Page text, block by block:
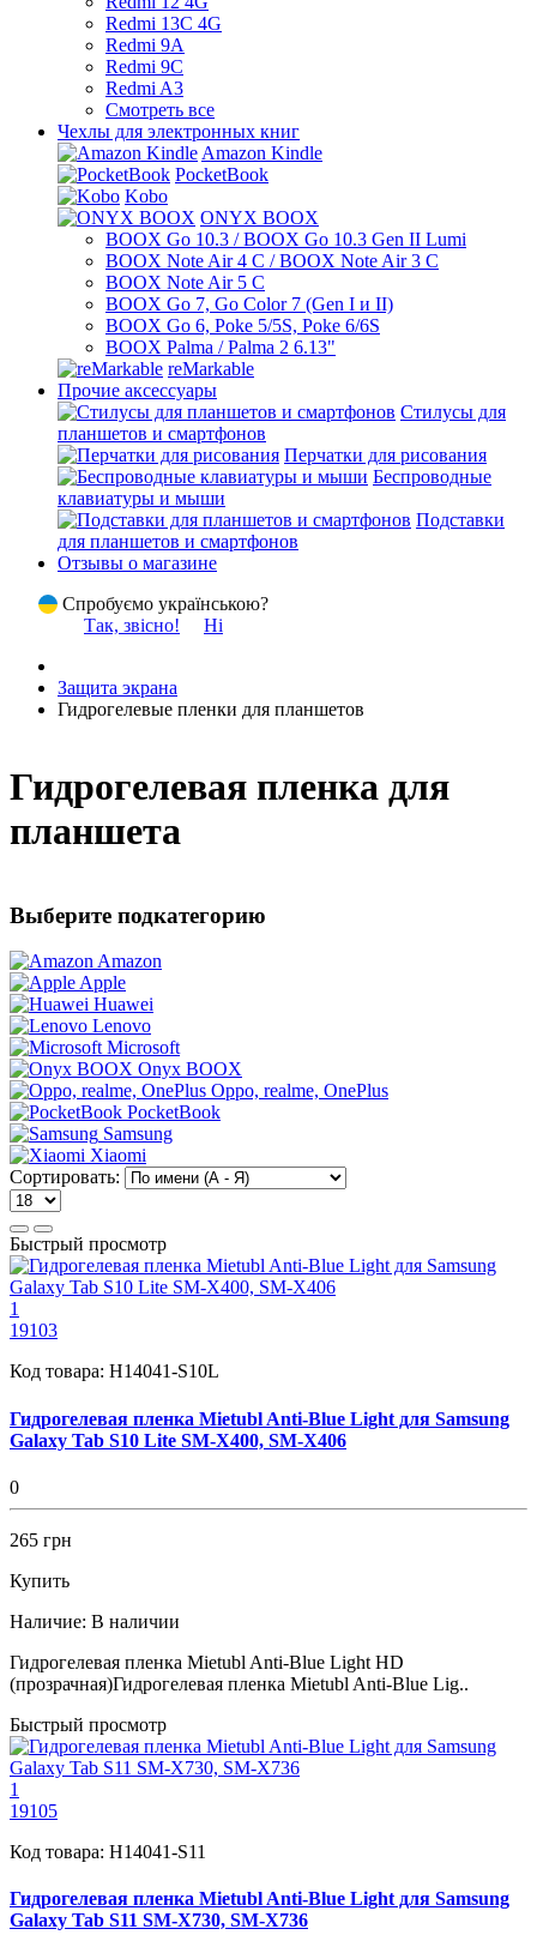
Redmi 13C 4G
Redmi 9A
Redmi 9C
Redmi A3
Смотреть все
Чехлы для электронных книг
Amazon Kindle
PocketBook
Kobo
ONYX BOOX
BOOX Go 10.3 / BOOX Go 10.3 Gen II Lumi
BOOX Note Air 4 C / BOOX Note Air 3 C
BOOX Note Air 5 C
BOOX Go 7, Go Color 7 (Gen I и II)
BOOX Go 6, Poke 5/5S, Poke 6/6S
BOOX Palma / Palma 2 6.13"
reMarkable
Прочие аксессуары
Стилусы для
планшетов и смартфонов
Перчатки для рисования
Беспроводные
клавиатуры и мыши
Подставки
для планшетов и смартфонов
Отзывы о магазине
Спробуємо українською?
Так, звісно!
Ні
Защита экрана
Гидрогелевые пленки для планшетов
Гидрогелевая пленка для
планшета
Выберите подкатегорию
Amazon
Apple
Huawei
Lenovo
Microsoft
Onyx BOOX
Oppo, realme, OnePlus
PocketBook
Samsung
Xiaomi
Сортировать:
Быстрый просмотр
1
19103
Код товара: H14041-S10L
Гидрогелевая пленка Mietubl Anti-Blue Light для Samsung
Galaxy Tab S10 Lite SM-X400, SM-X406
0
265 грн
Купить
Наличие: В наличии
Гидрогелевая пленка Mietubl Anti-Blue Light HD
(прозрачная)Гидрогелевая пленка Mietubl Anti-Blue Lig..
Быстрый просмотр
1
19105
Код товара: H14041-S11
Гидрогелевая пленка Mietubl Anti-Blue Light для Samsung
Galaxy Tab S11 SM-X730, SM-X736